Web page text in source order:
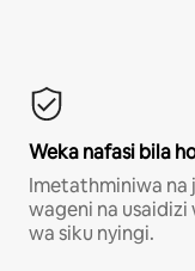
Weka nafasi bila
Imetathminiwa na
wageni na
wa siku nyingi.